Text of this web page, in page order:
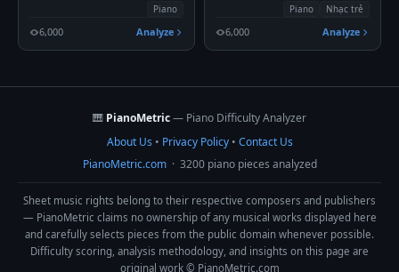
Piano
6,000 Analyze
Piano Nhạc trẻ
6,000 Analyze
🎹 PianoMetric— Piano Difficulty Analyzer
About Us • Privacy Policy• Contact Us
PianoMetric.com· 3200 piano pieces analyzed
Sheet music rights belong to their respective composers and publishers
— PianoMetric claims no ownership of any musical works displayed here
and carefully selects pieces from the public domain whenever possible.
Difficulty scoring, analysis methodology, and insights on this page are
original work © PianoMetric.com